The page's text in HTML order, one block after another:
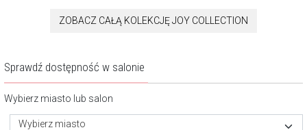
ZOBACZ CAŁĄ KOLEKCJĘ JOY COLLECTION
Sprawdź dostępność w salonie
Wybierz miasto lub salon
Wybierz miasto